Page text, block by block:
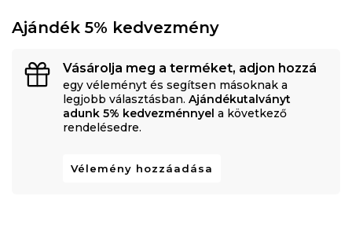
Ajándék 5% kedvezmény
Vásárolja meg a terméket, adjon hozzá
egy véleményt és segítsen másoknak a
legjobb választásban. Ajándékutalványt
adunk 5% kedvezménnyel a következő
rendelésedre.
Vélemény hozzáadása